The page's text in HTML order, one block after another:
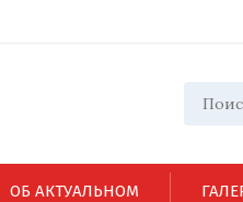
ОБ АКТУАЛЬНОМ